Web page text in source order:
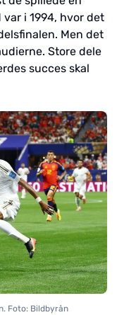
i 1994, hvor det
Men det
Store dele
succes skal
Foto: Bildbyrån